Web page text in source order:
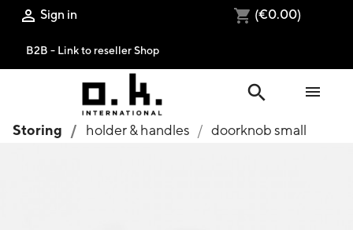
 Sign in shopping_cart (€0.00)
B2B - Link to reseller Shop
search 
Storing holder & handles doorknob small